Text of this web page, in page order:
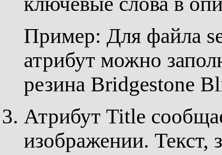
Пример: Для файла
атрибут можно
резина Bridgestone
Атрибут Title
изображении. Текст,